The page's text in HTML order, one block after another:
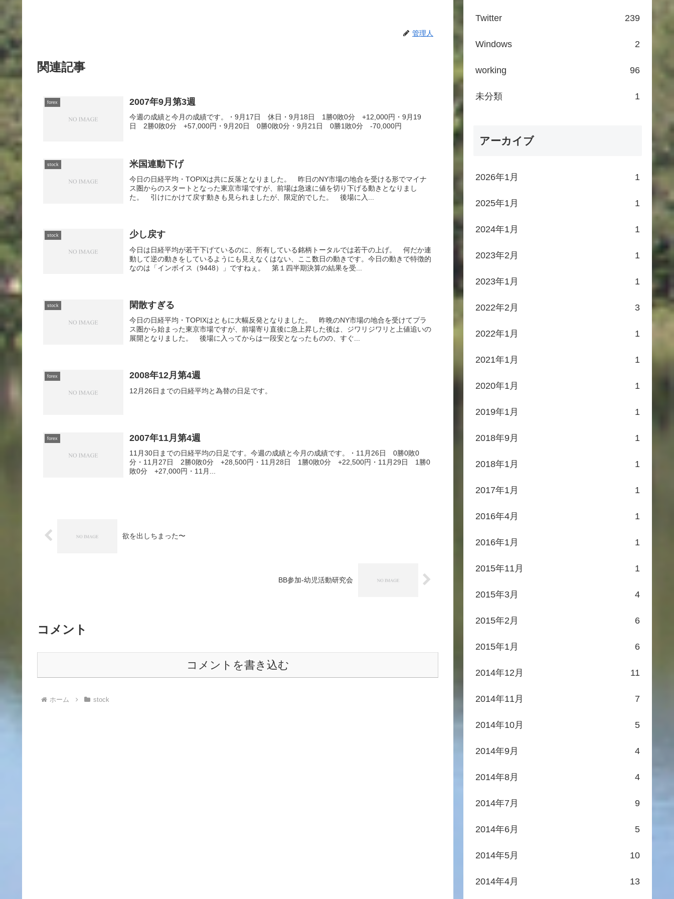
管理人
関連記事
forex 2007年9月第3週
今週の成績と今月の成績です。・9月17日 休日・9月18日 1勝0敗0分 +12,000円・9月19
日 2勝0敗0分 +57,000円・9月20日 0勝0敗0分・9月21日 0勝1敗0分 -70,000円
stock 米国連動下げ
今日の日経平均・TOPIXは共に反落となりました。 昨日のNY市場の地合を受ける形でマイナ
ス圏からのスタートとなった東京市場ですが、前場は急速に値を切り下げる動きとなりまし
た。 引けにかけて戻す動きも見られましたが、限定的でした。 後場に入...
stock 少し戻す
今日は日経平均が若干下げているのに、所有している銘柄トータルでは若干の上げ。 何だか連
動して逆の動きをしているようにも見えなくはない、ここ数日の動きです。今日の動きで特徴的
なのは「インボイス（9448）」ですねぇ。 第１四半期決算の結果を受...
stock 閑散すぎる
今日の日経平均・TOPIXはともに大幅反発となりました。 昨晩のNY市場の地合を受けてプラ
ス圏から始まった東京市場ですが、前場寄り直後に急上昇した後は、ジワリジワリと上値追いの
展開となりました。 後場に入ってからは一段安となったものの、すぐ...
forex 2008年12月第4週
12月26日までの日経平均と為替の日足です。
forex 2007年11月第4週
11月30日までの日経平均の日足です。今週の成績と今月の成績です。・11月26日 0勝0敗0
分・11月27日 2勝0敗0分 +28,500円・11月28日 1勝0敗0分 +22,500円・11月29日 1勝0
敗0分 +27,000円・11月...
欲を出しちまった〜
BB参加-幼児活動研究会
コメント
コメントを書き込む
ホーム stock
Twitter 239
Windows 2
working 96
未分類 1
アーカイブ
2026年1月 1
2025年1月 1
2024年1月 1
2023年2月 1
2023年1月 1
2022年2月 3
2022年1月 1
2021年1月 1
2020年1月 1
2019年1月 1
2018年9月 1
2018年1月 1
2017年1月 1
2016年4月 1
2016年1月 1
2015年11月 1
2015年3月 4
2015年2月 6
2015年1月 6
2014年12月 11
2014年11月 7
2014年10月 5
2014年9月 4
2014年8月 4
2014年7月 9
2014年6月 5
2014年5月 10
2014年4月 13